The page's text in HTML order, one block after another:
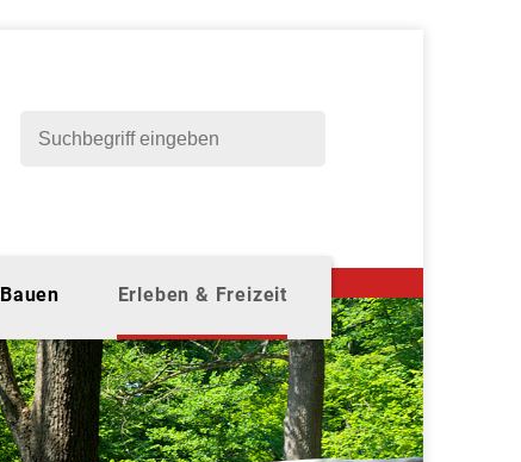
Erleben & Freizeit